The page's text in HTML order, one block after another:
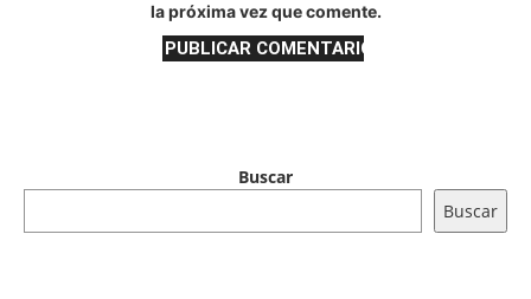
la próxima vez que comente.
Buscar
Buscar